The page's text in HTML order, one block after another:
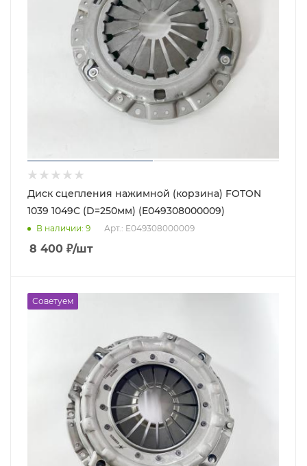
Диск сцепления нажимной (корзина) FOTON
1039 1049C (D=250мм) (E049308000009)
В наличии: 9 Арт.: E049308000009
8 400 ₽/шт
Советуем